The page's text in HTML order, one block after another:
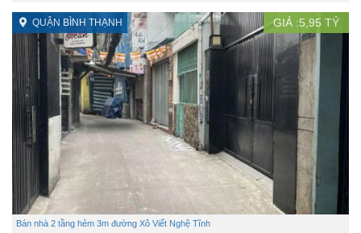
QUẬN BÌNH THẠNH GIÁ :5,95 TỶ
Bán nhà 2 tầng hẻm 3m đường Xô Viết Nghệ Tĩnh